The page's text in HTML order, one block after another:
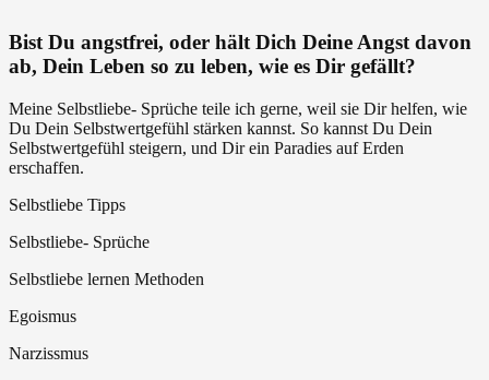
–
kein
Bist Du angstfrei, oder hält Dich Deine Angst davon
ab, Dein Leben so zu leben, wie es Dir gefällt?
Meine Selbstliebe- Sprüche teile ich gerne, weil sie Dir helfen, wie
Du Dein Selbstwertgefühl stärken kannst. So kannst Du Dein
Selbstwertgefühl steigern, und Dir ein Paradies auf Erden
erschaffen.
Selbstliebe Tipps
Selbstliebe- Sprüche
Selbstliebe lernen Methoden
Egoismus
Narzissmus